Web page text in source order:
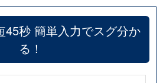
45秒 簡単入力でスグ分か
る！